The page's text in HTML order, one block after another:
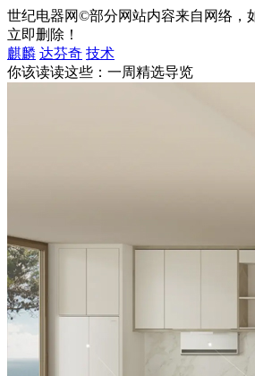
世纪电器网©部分网站内容来自网络，
立即删除！
麒麟 达芬奇 技术
你该读读这些：一周精选导览